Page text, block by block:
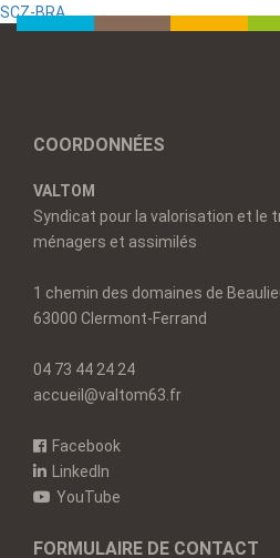
SCZ-BRA
COORDONNÉES
VALTOM
Syndicat pour la valorisation et le
ménagers et assimilés
1 chemin des domaines de
63000 Clermont-Ferrand
04 73 44 24 24
accueil@valtom63.fr
Facebook
LinkedIn
YouTube
FORMULAIRE DE CONTACT